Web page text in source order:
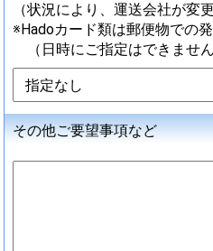
（状況により、運送会社が変
※Hadoカード類は郵便物での発
（日時にご指定はできません
その他ご要望事項など